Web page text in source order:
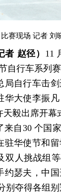
比赛现场 记者 刘
者 赵径） 11
自行车系列
局自行车击
华大使李振
毅出席开幕
来自30 个国
驻华使节和
双人挑战组
约瑟夫，中
别夺得各组别